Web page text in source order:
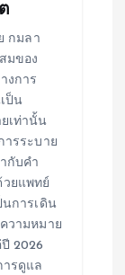
กมลา
มของ
งการ
ป็น
เท่านั้น
รระบาย
กับคำ
ยแพทย์
การเดิน
วามหมาย
2026
ารดูแล